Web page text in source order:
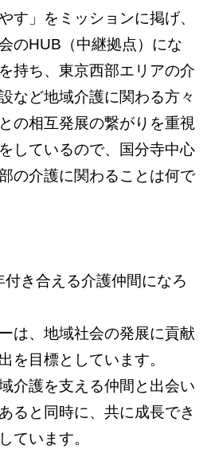
す」をミッションに掲げ、
のHUB（中継拠点）にな
持ち、東京西部エリアの介
など地域介護に関わる方々
の相互発展の繋がりを重視
しているので、国分寺中心
の介護に関わることは何で
き合える介護仲間になろ
は、地域社会の発展に貢献
を目標としています。
介護を支える仲間と出会い
ると同時に、共に成長でき
ています。